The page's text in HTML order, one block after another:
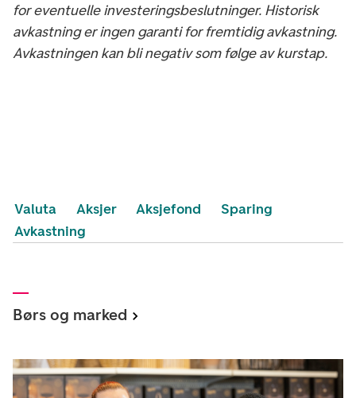
for eventuelle investeringsbeslutninger. Historisk
avkastning er ingen garanti for fremtidig avkastning.
Avkastningen kan bli negativ som følge av kurstap.
Valuta Aksjer Aksjefond
Sparing
Avkastning
Børs og marked